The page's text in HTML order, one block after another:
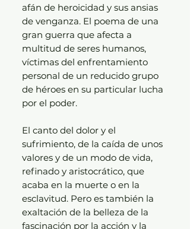
afán de heroicidad y sus ansias
de venganza. El poema de una
gran guerra que afecta a
multitud de seres humanos,
víctimas del enfrentamiento
personal de un reducido grupo
de héroes en su particular lucha
por el poder.
El canto del dolor y el
sufrimiento, de la caída de unos
valores y de un modo de vida,
refinado y aristocrático, que
acaba en la muerte o en la
esclavitud. Pero es también la
exaltación de la belleza de la
fascinación por la acción y la